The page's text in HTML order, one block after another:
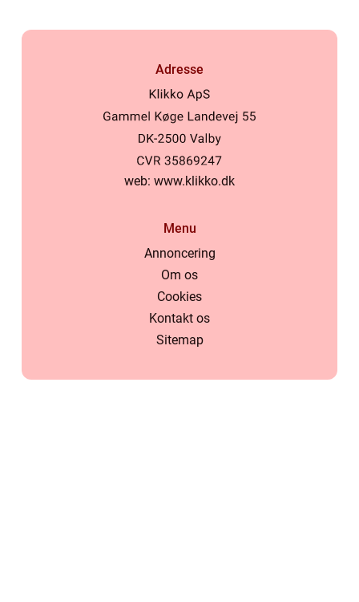
Adresse
web: www.klikko.dk
Menu
Annoncering
Om os
Cookies
Kontakt os
Sitemap